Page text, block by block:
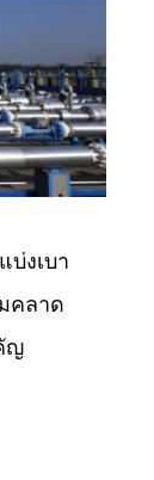
บ่งเบา
คลาด
ญ